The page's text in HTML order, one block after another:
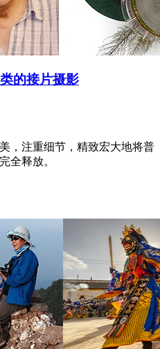
的接片摄影
，注重细节，精致宏大地将普
全释放。